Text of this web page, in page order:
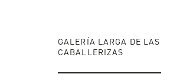
GALERÍA LARGA DE LAS
CABALLERIZAS